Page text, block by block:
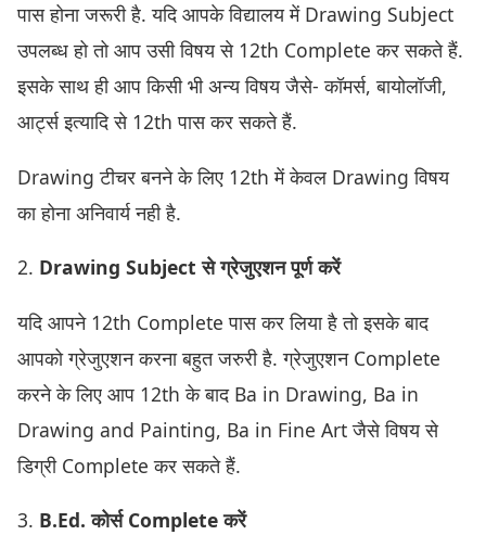
पास होना जरूरी है. यदि आपके विद्यालय में Drawing Subject
उपलब्ध हो तो आप उसी विषय से 12th Complete कर सकते हैं.
इसके साथ ही आप किसी भी अन्य विषय जैसे- कॉमर्स, बायोलॉजी,
आर्ट्स इत्यादि से 12th पास कर सकते हैं.
Drawing टीचर बनने के लिए 12th में केवल Drawing विषय
का होना अनिवार्य नही है.
2. Drawing Subject से ग्रेजुएशन पूर्ण करें
यदि आपने 12th Complete पास कर लिया है तो इसके बाद
आपको ग्रेजुएशन करना बहुत जरुरी है. ग्रेजुएशन Complete
करने के लिए आप 12th के बाद Ba in Drawing, Ba in
Drawing and Painting, Ba in Fine Art जैसे विषय से
डिग्री Complete कर सकते हैं.
3. B.Ed. कोर्स Complete करें